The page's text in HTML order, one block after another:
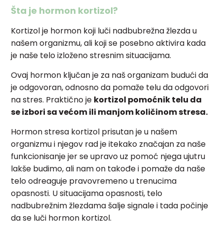
Šta je hormon kortizol?
Kortizol je hormon koji luči nadbubrežna žlezda u
našem organizmu, ali koji se posebno aktivira kada
je naše telo izloženo stresnim situacijama.
Ovaj hormon ključan je za naš organizam budući da
je odgovoran, odnosno da pomaže telu da odgovori
na stres. Praktično je kortizol pomoćnik telu da
se izbori sa većom ili manjom količinom stresa.
Hormon stresa kortizol prisutan je u našem
organizmu i njegov rad je itekako značajan za naše
funkcionisanje jer se upravo uz pomoć njega ujutru
lakše budimo, ali nam on takođe i pomaže da naše
telo odreaguje pravovremeno u trenucima
opasnosti. U situacijama opasnosti, telo
nadbubrežnim žlezdama šalje signale i tada počinje
da se luči hormon kortizol.